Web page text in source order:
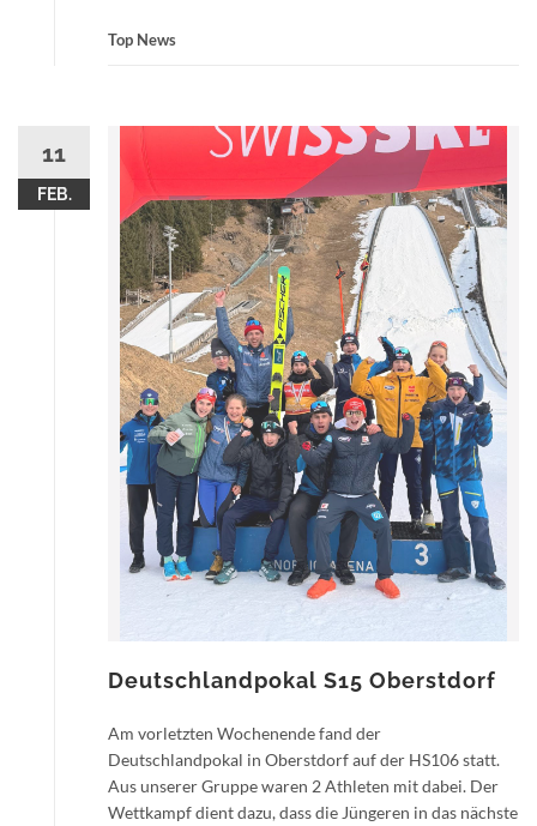
Top News
11
FEB.
Deutschlandpokal S15 Oberstdorf
Am vorletzten Wochenende fand der
Deutschlandpokal in Oberstdorf auf der HS106 statt.
Aus unserer Gruppe waren 2 Athleten mit dabei. Der
Wettkampf dient dazu, dass die Jüngeren in das nächste